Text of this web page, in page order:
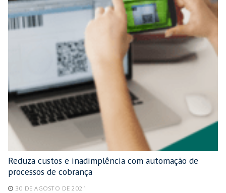
Reduza custos e inadimplência com automação de
processos de cobrança
30 DE AGOSTO DE 2021